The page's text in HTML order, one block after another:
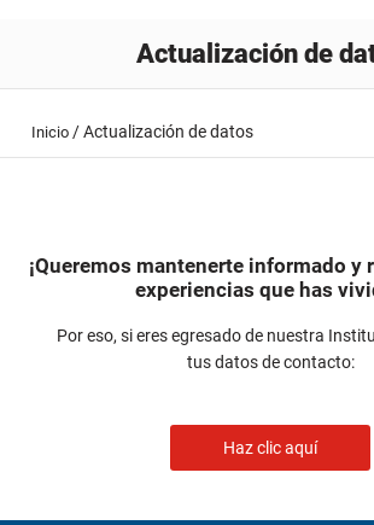
Actualización de
Inicio /Actualización de datos
¡Queremos mantenerte informado y
experiencias que has
Por eso, si eres egresado de nuestra
tus datosde contacto:
Haz clic aquí